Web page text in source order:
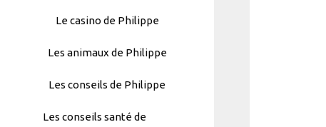
Le casino de Philippe
Les animaux de Philippe
Les conseils de Philippe
Les conseils santé de
Hierarchic
Categories
Menu
Version